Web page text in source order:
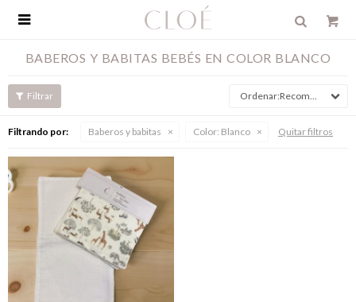

BABEROS Y BABITAS BEBÉS EN COLOR BLANCO
Recomendados
Filtrando por: Baberos y babitas Color: Blanco Quitar filtros